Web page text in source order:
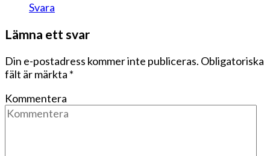
Svara
Lämna ett svar
Din e-postadress kommer inte publiceras. Obligatoriska
fält är märkta *
Kommentera